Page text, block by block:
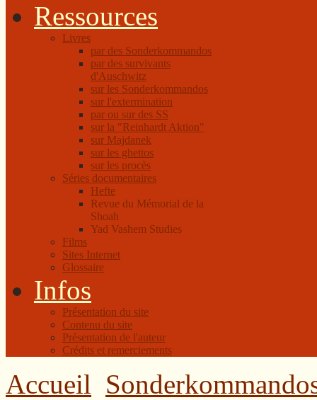
Ressources
Livres
par des Sonderkommandos
par des survivants
d'Auschwitz
sur les Sonderkommandos
sur l'extermination
par ou sur des SS
sur la "Reinhardt Aktion"
sur Majdanek
sur les ghettos
sur les procès
Séries documentaires
Hefte
Revue du Mémorial de la
Shoah
Yad Vashem Studies
Films
Sites Internet
Glossaire
Infos
Présentation du site
Contenu du site
Présentation de l'auteur
Crédits et remerciements
Accueil